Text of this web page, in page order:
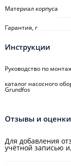
Материал корпуса
Гарантия, г
Инструкции
Руководство по
каталог насосного
Grundfos
Отзывы и оценки
Для добавления
учётной записью